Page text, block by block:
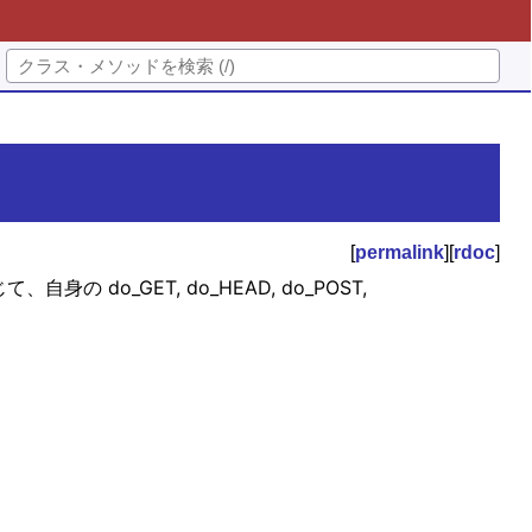
[permalink][rdoc]
、自身の do_GET, do_HEAD, do_POST,